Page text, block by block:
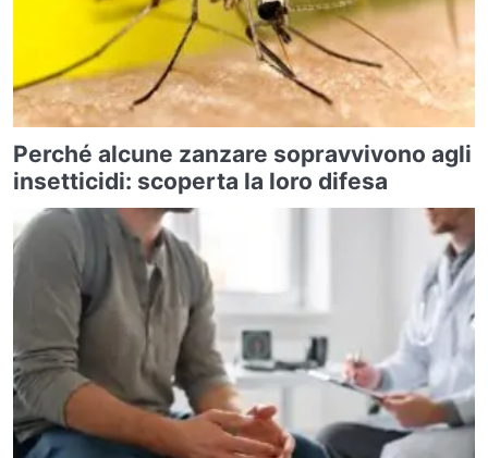
Perché alcune zanzare sopravvivono agli
insetticidi: scoperta la loro difesa